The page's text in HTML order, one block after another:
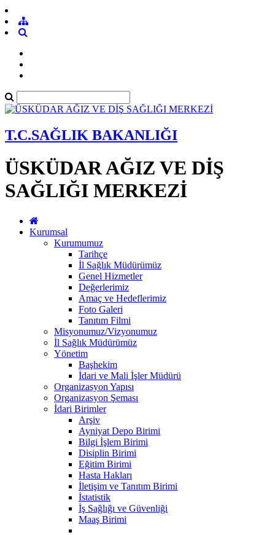
T.C.SAĞLIK BAKANLIĞI
ÜSKÜDAR AĞIZ VE DİŞ
SAĞLIĞI MERKEZİ
Kurumsal
Kurumumuz
Tarihçe
İl Sağlık Müdürümüz
Genel Hizmetler
Değerlerimiz
Amaç ve Hedeflerimiz
Foto Galeri
Tanıtım Filmi
Misyonumuz/Vizyonumuz
İl Sağlık Müdürümüz
Yönetim
Başhekim
İdari ve Mali İşler Müdürü
Organizasyon Yapısı
Organizasyon Şeması
İdari Birimler
Arşiv
Ayniyat Depo Birimi
Bilgi İşlem Birimi
Disiplin Birimi
Eğitim Birimi
Hasta Hakları
İletişim ve Tanıtım Birimi
İstatistik
İş Sağlığı ve Güvenliği
Maaş Birimi